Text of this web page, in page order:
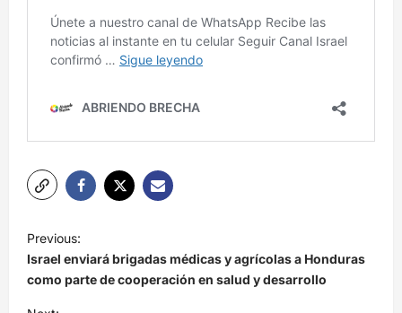
N
a
v
Previous:
Israel enviará brigadas médicas y agrícolas a Honduras
como parte de cooperación en salud y desarrollo